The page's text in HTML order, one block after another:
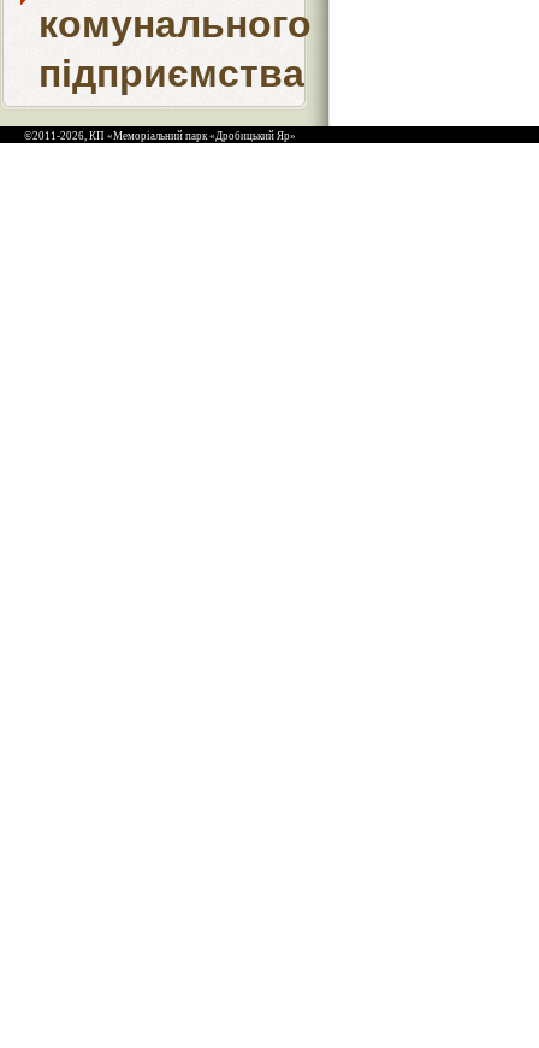
комунального
підприємства
©2011-2026, КП «Меморіальний парк «Дробицький Яр»